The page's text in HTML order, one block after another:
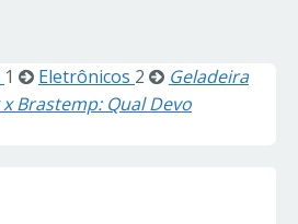
1 Eletrônicos 2
Geladeira
Brastemp: Qual Devo